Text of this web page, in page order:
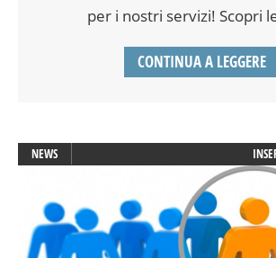
per i nostri servizi! Scopri
CONTINUA A LEGGERE
NEWS